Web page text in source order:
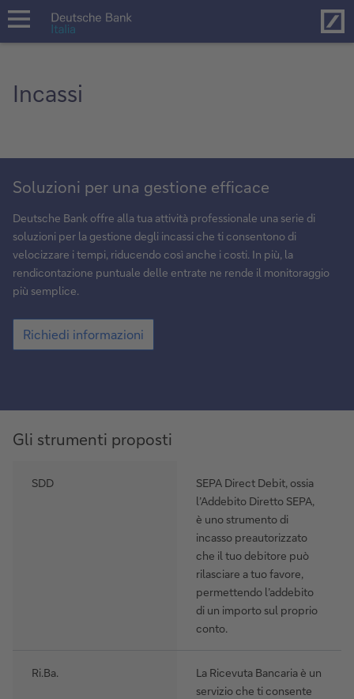
open
Incassi
Soluzioni
per
una
gestione
efficace
Soluzioni per una gestione efficace
Deutsche Bank offre alla tua attività professionale una serie di
soluzioni per la gestione degli incassi che ti consentono di
velocizzare i tempi, riducendo così anche i costi. In più, la
rendicontazione puntuale delle entrate ne rende il monitoraggio
più semplice.
Soluzioni
per
una
Richiedi informazioni
Gli strumenti proposti
SDD
SEPA Direct Debit, ossia
l’Addebito Diretto SEPA,
è uno strumento di
incasso preautorizzato
che il tuo debitore può
rilasciare a tuo favore,
permettendo l’addebito
di un importo sul proprio
conto.
Ri.Ba.
La Ricevuta Bancaria è un
servizio che ti consente